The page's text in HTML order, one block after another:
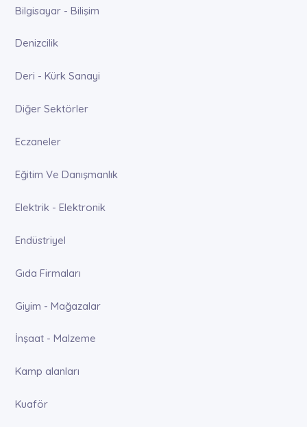
Bilgisayar - Bilişim
Denizcilik
Deri - Kürk Sanayi
Diğer Sektörler
Eczaneler
Eğitim Ve Danışmanlık
Elektrik - Elektronik
Endüstriyel
Gıda Firmaları
Giyim - Mağazalar
İnşaat - Malzeme
Kamp alanları
Kuaför